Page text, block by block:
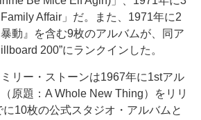
Affair」だ。また、1971年に2
動』を含む9枚のアルバムが、同ア
200”にランクインした。
リー・ストーンは1967年に1stアル
原題：A Whole New Thing）をリリ
10枚の公式スタジオ・アルバムと